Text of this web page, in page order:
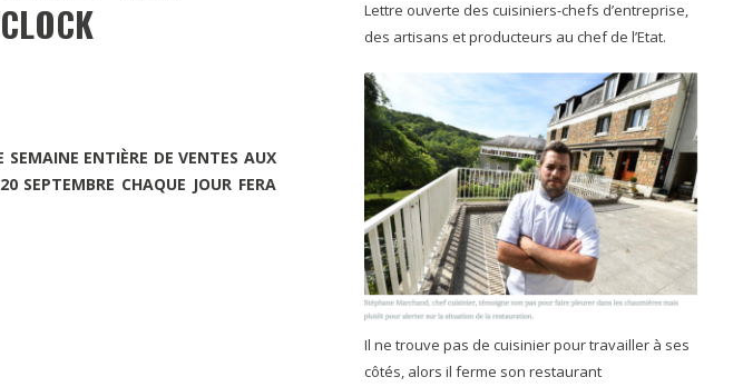
SEMAINE ENTIÈRE DE VENTES AUX
SEPTEMBRE CHAQUE JOUR FERA
Lettre ouverte des cuisiniers-chefs d’entreprise,
des artisans et producteurs au chef de l’Etat.
Il ne trouve pas de cuisinier pour travailler à ses
côtés, alors il ferme son restaurant